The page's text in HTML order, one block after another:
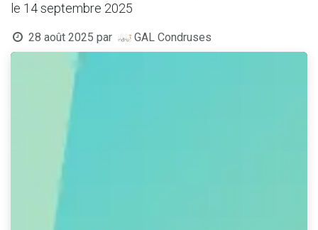
le 14 septembre 2025
28 août 2025 par GAL Condruses